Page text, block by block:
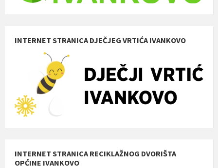
INTERNET STRANICA DJEČJEG VRTIĆA IVANKOVO
INTERNET STRANICA RECIKLAŽNOG DVORIŠTA
OPĆINE IVANKOVO